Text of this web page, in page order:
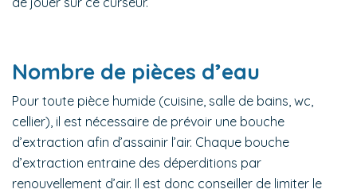
Nombre de pièces d’eau
Pour toute pièce humide (cuisine, salle de bains, wc,
cellier), il est nécessaire de prévoir une bouche
d’extraction afin d’assainir l’air. Chaque bouche
d’extraction entraine des déperditions par
renouvellement d’air. Il est donc conseiller de limiter le